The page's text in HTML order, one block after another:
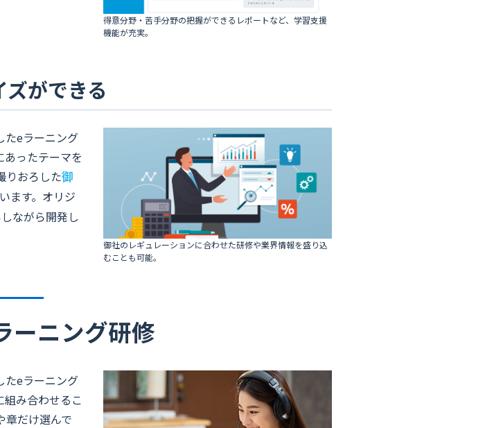
得意分野・苦手分野の把握ができるレポートなど、学習支援
機能が充実。
ができる
御社のレギュレーションに合わせた研修や業界情報を盛り込
むことも可能。
たeラーニング
ったテーマを
りおろした御
ます。オリジ
ながら開発し
ーニング研修
たeラーニング
み合わせるこ
章だけ選んで